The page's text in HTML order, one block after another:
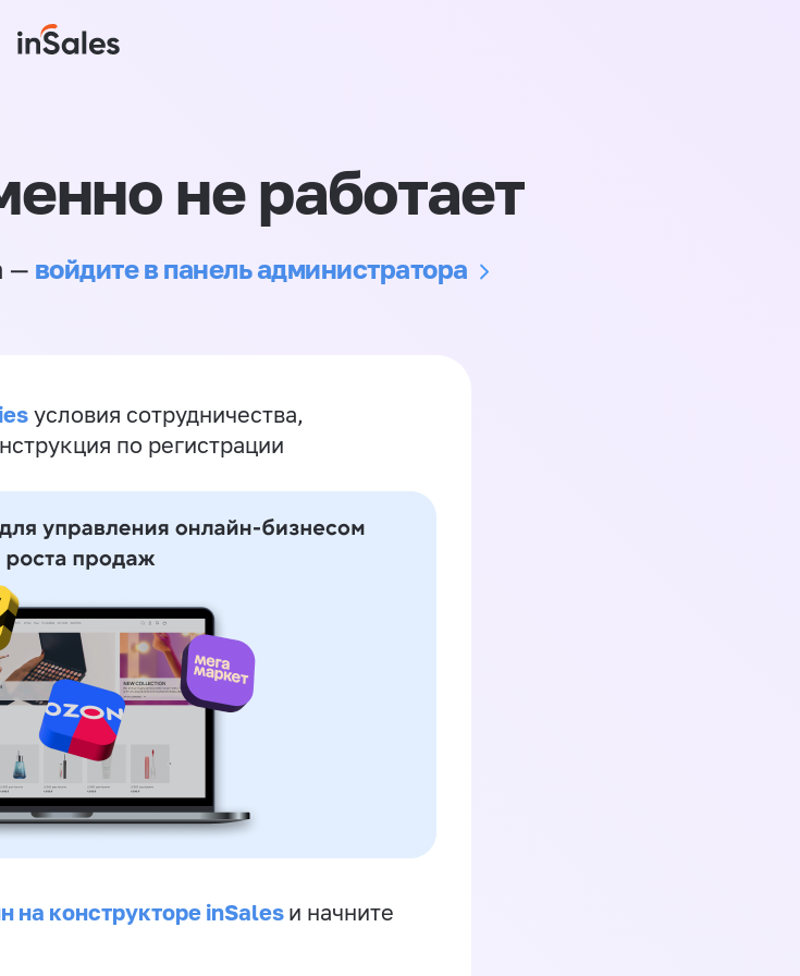
не работает
— войдите в панель администратора
условия сотрудничества,
по регистрации
на конструкторе inSales и начните